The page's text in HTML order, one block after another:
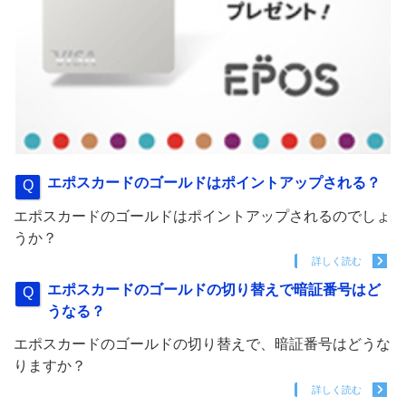
エポスカードのゴールドはポイントアップされる？
エポスカードのゴールドはポイントアップされるのでしょ
うか？
詳しく読む
エポスカードのゴールドの切り替えで暗証番号はど
うなる？
エポスカードのゴールドの切り替えで、暗証番号はどうな
りますか？
詳しく読む